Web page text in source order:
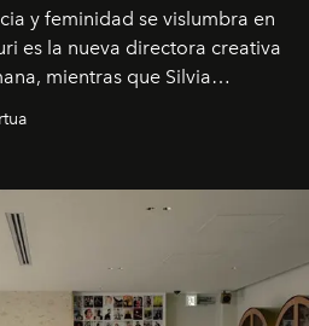
y feminidad se vislumbra en
es la nueva directora creativa
mientras que Silvia